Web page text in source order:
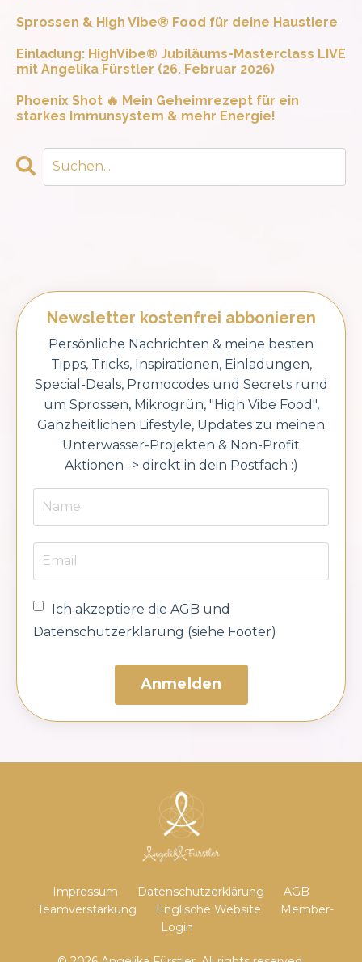
Sprossen & High Vibe® Food für deine Haustiere
Einladung: HighVibe® Jubiläums-Masterclass LIVE
mit Angelika Fürstler (26. Februar 2026)
Phoenix Shot 🔥 Mein Geheimrezept für ein
starkes Immunsystem & mehr Energie!
Newsletter kostenfrei abbonieren
Persönliche Nachrichten & meine besten
Tipps, Tricks, Inspirationen, Einladungen,
Special-Deals, Promocodes und Secrets rund
um Sprossen, Mikrogrün, "High Vibe Food",
Ganzheitlichen Lifestyle, Updates zu meinen
Unterwasser-Projekten & Non-Profit
Aktionen -> direkt in dein Postfach :)
Ich akzeptiere die AGB und
Datenschutzerklärung (siehe Footer)
Anmelden
Impressum Datenschutzerklärung
AGB
Teamverstärkung
Englische Website
Member-
Login